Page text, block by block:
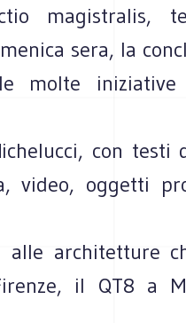
magistralis,
sera, la
molte iniziative
con testi
video, oggetti
architetture
il QT8 a